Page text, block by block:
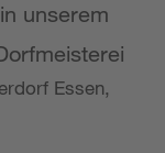
unserem
Essen,